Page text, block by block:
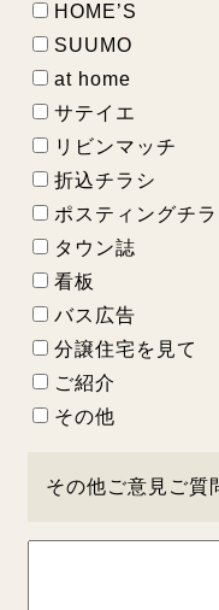
HOME’S
SUUMO
at home
サテイエ
リビンマッチ
折込チラシ
ポスティングチ
タウン誌
看板
バス広告
分譲住宅を見て
ご紹介
その他
その他ご意見ご質